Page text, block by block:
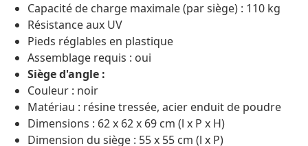
Capacité de charge maximale (par siège) : 110 kg
Résistance aux UV
Pieds réglables en plastique
Assemblage requis : oui
Siège d'angle :
Couleur : noir
Matériau : résine tressée, acier enduit de poudre
Dimensions : 62 x 62 x 69 cm (l x P x H)
Dimension du siège : 55 x 55 cm (l x P)